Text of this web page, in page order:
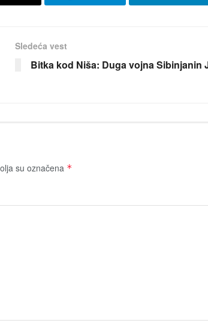
Sledeća vest
Bitka kod Niša: Duga vojna Sibinjanin
su označena *